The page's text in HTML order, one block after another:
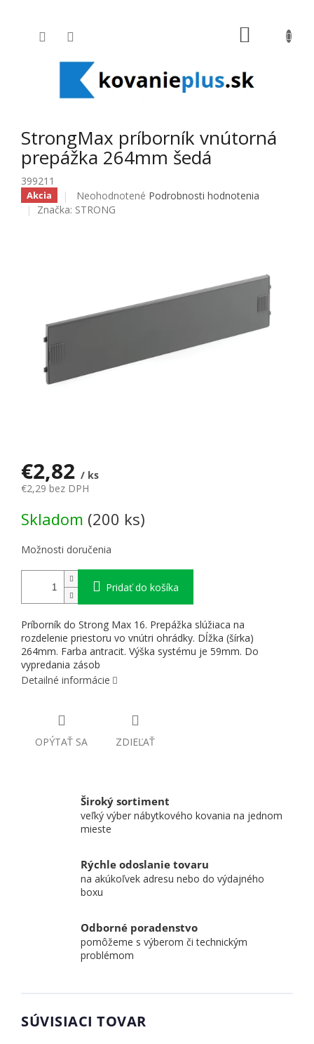
StrongMax príborník vnútorná
prepážka 264mm šedá
399211
Akcia Priemerné hodnotenie produktu je 0,0 z 5
Neohodnotené Podrobnosti hodnotenia
Značka: STRONG
€2,82 / ks
€2,29 bez DPH
Skladom (200 ks)
Možnosti doručenia
Pridať do košíka
Príborník do Strong Max 16. Prepážka slúžiaca na
rozdelenie priestoru vo vnútri ohrádky. Dĺžka (šírka)
264mm. Farba antracit. Výška systému je 59mm. Do
vypredania zásob
Detailné informácie
OPÝTAŤ SA ZDIEĽAŤ
Široký sortiment
veľký výber nábytkového kovania na jednom
mieste
Rýchle odoslanie tovaru
na akúkoľvek adresu nebo do výdajného
boxu
Odborné poradenstvo
pomôžeme s výberom či technickým
problémom
SÚVISIACI TOVAR